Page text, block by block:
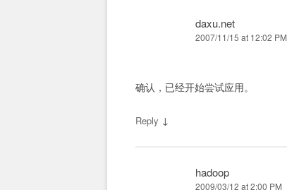
daxu.net
2007/11/15 at 12:02 PM
确认，已经开始尝试应用。
Reply ↓
hadoop
2009/03/12 at 2:00 PM